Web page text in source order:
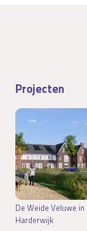
Projecten
De Weide Veluwe in
Harderwijk